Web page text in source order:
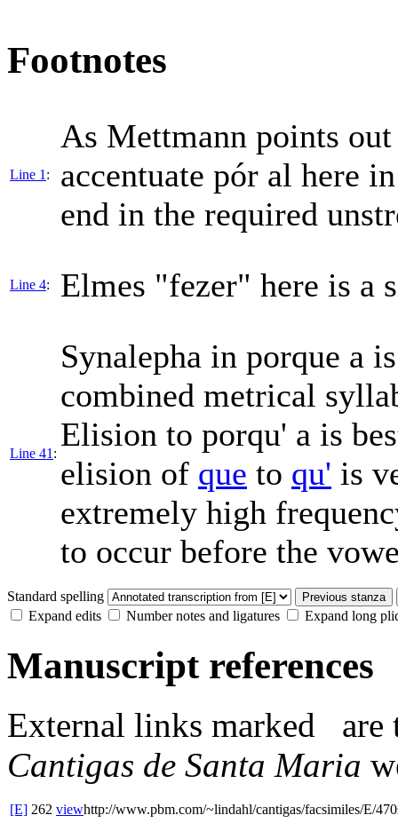
Footnotes
Line 1 :
As Mettmann points
accentuate pór al here
end in the required
Line 4: Elmes "fezer" here is a
Line 41 :
Synalepha in porque a
combined metrical
Elision to porqu' a is
elision of que to qu' is
extremely high
to occur before the
Standard spelling Previous stanza
Expand edits Number notes and ligatures Expand long
Manuscript references
External links marked
are
Cantigas de Santa Maria
[E] 262 viewhttp://www.pbm.com/~lindahl/cantigas/facsimiles/E/